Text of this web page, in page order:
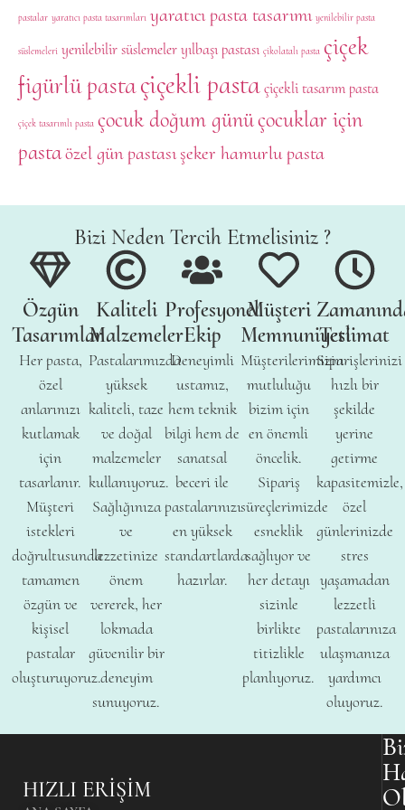
pastalar yaratıcı pasta tasarımları yaratıcı pasta tasarımı yenilebilir pasta
süslemeleri yenilebilir süslemeler yılbaşı pastası çikolatalı pasta çiçek
figürlü pastaçiçekli pasta çiçekli tasarım pasta
çiçek tasarımlı pasta çocuk doğum günüçocuklar için
pastaözel gün pastasışeker hamurlu pasta
Bizi Neden Tercih Etmelisiniz ?
Özgün
Tasarımlar
Her pasta,
özel
anlarınızı
kutlamak
için
tasarlanır.
Müşteri
istekleri
doğrultusunda
tamamen
özgün ve
kişisel
pastalar
oluşturuyoruz.
Kaliteli
Malzemeler
Pastalarımızda
yüksek
kaliteli, taze
ve doğal
malzemeler
kullanıyoruz.
Sağlığınıza
ve
lezzetinize
önem
vererek, her
lokmada
güvenilir bir
deneyim
sunuyoruz.
Profesyonel
Ekip
Deneyimli
ustamız,
hem teknik
bilgi hem de
sanatsal
beceri ile
pastalarınızı
en yüksek
standartlarda
hazırlar.
Müşteri
Memnuniyeti
Müşterilerimizin
mutluluğu
bizim için
en önemli
öncelik.
Sipariş
süreçlerimizde
esneklik
sağlıyor ve
her detayı
sizinle
birlikte
titizlikle
planlıyoruz.
Teslimat
Siparişlerinizi
hızlı bir
şekilde
yerine
getirme
kapasitemizle,
özel
günlerinizde
stres
yaşamadan
lezzetli
pastalarınıza
ulaşmanıza
yardımcı
oluyoruz.
HIZLI ERIŞIM